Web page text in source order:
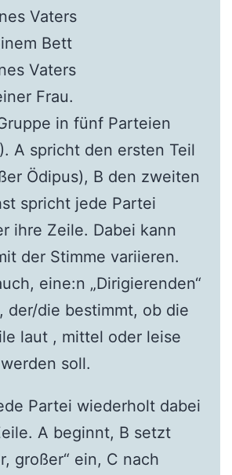
Vaters
Bett
Vaters
Frau.
in fünf Parteien
A spricht den ersten Teil
Ödipus), B den zweiten
spricht jede Partei
ihre Zeile. Dabei kann
der Stimme variieren.
eine:n „Dirigierenden“
der/die bestimmt, ob die
laut , mittel oder leise
soll.
Partei wiederholt dabei
A beginnt, B setzt
großer“ ein, C nach